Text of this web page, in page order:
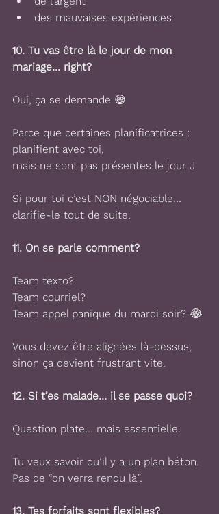
des mauvaises expériences
10. Tu vas être là le jour de mon
mariage… right?
Oui, ça se demande 😅
Parce que certaines planificatrices :
planifient avec toi,
mais ne sont pas présentes le jour J
Si pour toi c’est NON négociable…
clarifie-le tout de suite.
11. On se parle comment?
Team texto?
Team courriel?
Team appel panique du mardi soir? 😂
Vous devez être alignées là-dessus,
sinon ça devient frustrant vite.
12. Si t’es malade… il se passe quoi?
Question plate… mais essentielle.
Tu veux savoir qu’il y a un plan béton.
Pas de “on verra rendu là”.
13. Tes forfaits sont flexibles?